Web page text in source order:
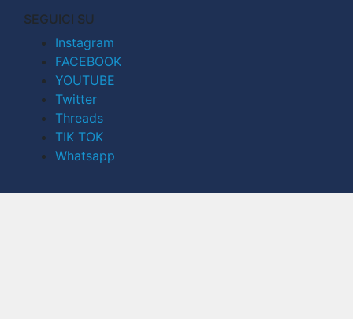
SEGUICI SU
Instagram
FACEBOOK
YOUTUBE
Twitter
Threads
TIK TOK
Whatsapp